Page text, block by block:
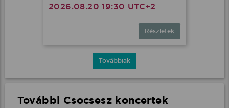
2026.08.20 19:30 UTC+2
Részletek
Továbbiak
További Csocsesz koncertek